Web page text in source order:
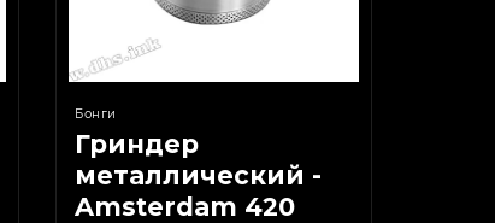
Бонги
Гриндер
металлический -
Amsterdam 420